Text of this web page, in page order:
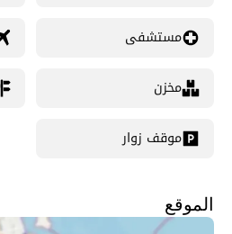
مستشفى
مخزن
موقف زوار
الموقع